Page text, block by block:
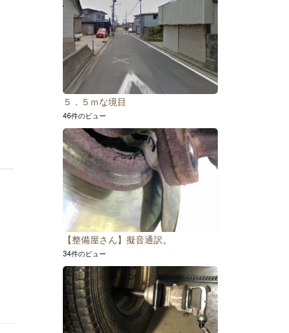
５．５ｍな境目
46件のビュー
【整備屋さん】擬音通訳。
34件のビュー